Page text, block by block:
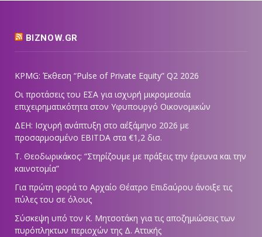
BIZNOW.GR
KPMG: Έκθεση “Pulse of Private Equity” Q2 2026
Οι προτάσεις του ΕΣΑ για ισχυρή μικρομεσαία
επιχειρηματικότητα στον Υφυπουργό Οικονομικών
ΔΕΗ: Ισχυρή ανάπτυξη στο α΄εξάμηνο 2026 με
προσαρμοσμένο EBITDA στα €1,2 δισ.
Τ. Θεοδωρικάκος: “Στηρίζουμε με πράξεις την έρευνα και την
καινοτομία”
Για πρώτη φορά το Αρχαίο Θέατρο Επιδαύρου άνοιξε τις
πύλες του σε όλους
Σύσκεψη υπό τον Κ. Μητσοτάκη για τις αποζημιώσεις των
πυρόπληκτων περιοχών της Δ. Αττικής